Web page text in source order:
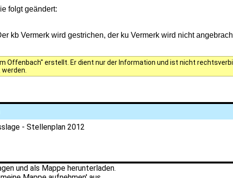
folgt geändert:
kb Vermerk wird gestrichen, der ku Vermerk wird nicht
erstellt. Er dient nur der Information und ist nicht
- Stellenplan 2012
und als Mappe herunterladen.